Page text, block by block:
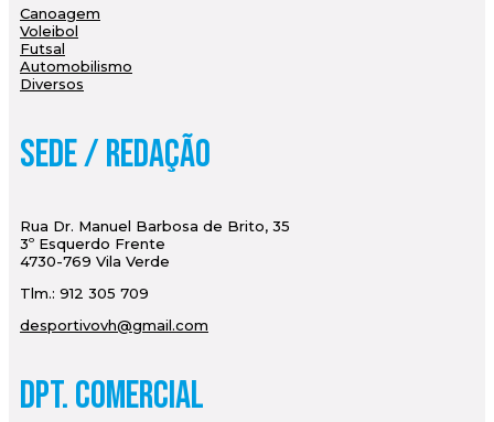
Canoagem
Voleibol
Futsal
Automobilismo
Diversos
Sede / Redação
Rua Dr. Manuel Barbosa de Brito, 35
3º Esquerdo Frente
4730-769 Vila Verde
Tlm.: 912 305 709
desportivovh@gmail.com
Dpt. Comercial